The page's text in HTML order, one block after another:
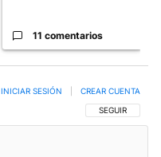
11 comentarios
SIGA ESTA
SEGUIR
INICIAR SESIÓN CREAR CUENTA